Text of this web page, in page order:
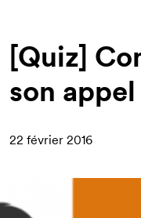
[Quiz]
son appel
22 février 2016